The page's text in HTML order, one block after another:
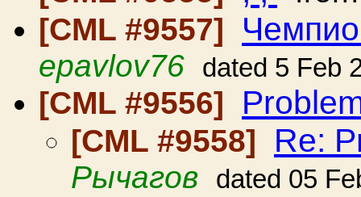
[CML #9557]
epavlov76 dated 5 Feb
[CML #9556]
[CML #9558] Re:
Рычагов dated 05